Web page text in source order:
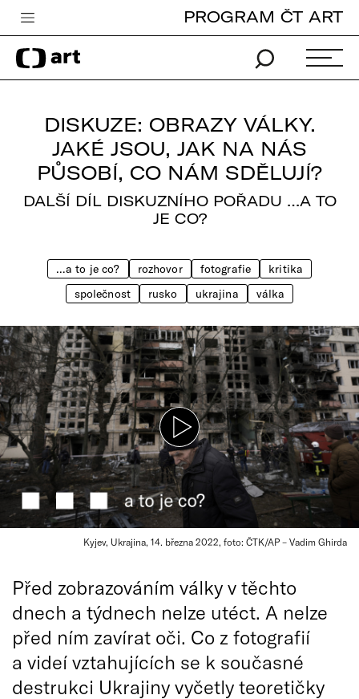
Česká televize
Zpravodajství
iVysílání
TV program
Pro děti
Vše o ČT
PROGRAM ČT ART
DISKUZE: OBRAZY VÁLKY.
JAKÉ JSOU, JAK NA NÁS
PŮSOBÍ, CO NÁM SDĚLUJÍ?
DALŠÍ DÍL DISKUZNÍHO POŘADU …A TO
JE CO?
…a to je co? rozhovor fotografie
kritika
společnost
rusko ukrajina válka
Kyjev, Ukrajina, 14. března 2022, foto: ČTK/AP – Vadim Ghirda
Před zobrazováním války v těchto
dnech a týdnech nelze utéct. A nelze
před ním zavírat oči. Co z fotografií
a videí vztahujících se k současné
destrukci Ukrajiny vyčetly teoretičky